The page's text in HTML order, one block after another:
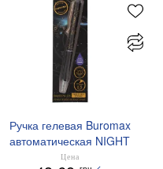
Ручка гелевая Buromax
автоматическая NIGHT
SKY ZODIAC 0.5 мм
Цена